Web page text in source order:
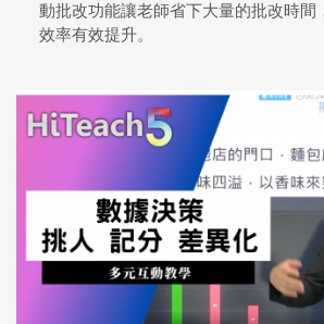
動批改功能讓老師省下大量的批改時間
效率有效提升。